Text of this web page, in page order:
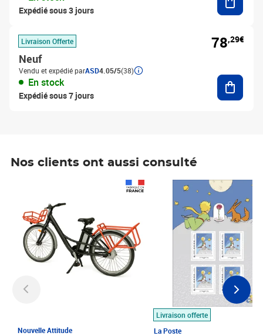
Expédié sous 3 jours
Livraison Offerte
Neuf
Vendu et expédié parASD4.05/5(38)
En stock
Expédié sous 7 jours
78,29€
Nos clients ont aussi consulté
Nouvelle Attitude
Livraison offerte
La Poste
Prix 7,50€